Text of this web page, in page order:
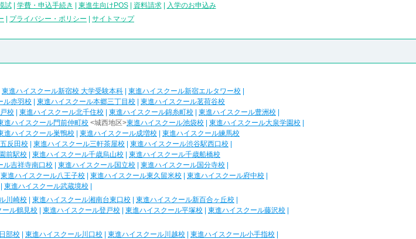
試| 学費・申込手続き | 東進生向けPOS| 資料請求| 入学のお申込み
| プライバシー・ポリシー | サイトマップ
東進ハイスクール新宿校 大学受験本科 | 東進ハイスクール新宿エルタワー校 |
ル赤羽校 | 東進ハイスクール本郷三丁目校 | 東進ハイスクール茗荷谷校
校 | 東進ハイスクール北千住校 | 東進ハイスクール錦糸町校 | 東進ハイスクール豊洲校 |
進ハイスクール門前仲町校 <城西地区>東進ハイスクール池袋校 | 東進ハイスクール大泉学園校 |
進ハイスクール巣鴨校 | 東進ハイスクール成増校 | 東進ハイスクール練馬校
反田校 | 東進ハイスクール三軒茶屋校 | 東進ハイスクール渋谷駅西口校 |
前駅校 | 東進ハイスクール千歳烏山校 | 東進ハイスクール千歳船橋校
ル吉祥寺南口校 | 東進ハイスクール国立校 | 東進ハイスクール国分寺校 |
東進ハイスクール八王子校 | 東進ハイスクール東久留米校 | 東進ハイスクール府中校 |
| 東進ハイスクール武蔵境校 |
川崎校 | 東進ハイスクール湘南台東口校 | 東進ハイスクール新百合ヶ丘校 |
ール鶴見校 | 東進ハイスクール登戸校 | 東進ハイスクール平塚校 | 東進ハイスクール藤沢校 |
部校 | 東進ハイスクール川口校 | 東進ハイスクール川越校 | 東進ハイスクール小手指校 |